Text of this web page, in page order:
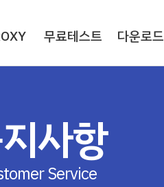
무료테스트 다운로드
사항
Service